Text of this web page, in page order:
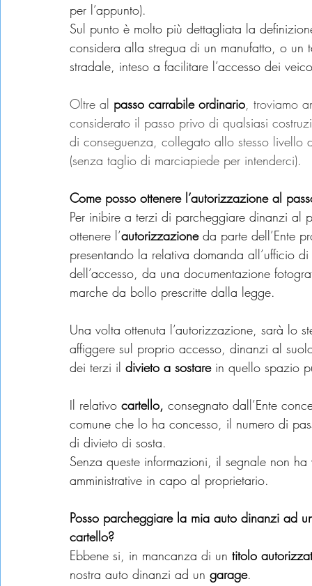
per l’appunto).
Sul punto è molto più dettagliata la
considera alla stregua di un manufatto, o
stradale, inteso a facilitare l’accesso dei
Oltre al passo carrabile ordinario, troviamo
considerato il passo privo di qualsiasi
di conseguenza, collegato allo stesso livello
(senza taglio di marciapiede per intenderci).
Come posso ottenere l’autorizzazione al
Per inibire a terzi di parcheggiare dinanzi
ottenere l’autorizzazione da parte dell’Ente
presentando la relativa domanda all’ufficio
dell’accesso, da una documentazione
marche da bollo prescritte dalla legge.
Una volta ottenuta l’autorizzazione, sarà lo
affiggere sul proprio accesso, dinanzi al
dei terzi il divieto a sostare in quello spazio
Il relativo cartello, consegnato dall’Ente
comune che lo ha concesso, il numero di
di divieto di sosta.
Senza queste informazioni, il segnale non
amministrative in capo al proprietario.
Posso parcheggiare la mia auto dinanzi ad
cartello?
Ebbene si, in mancanza di un titolo
nostra auto dinanzi ad un garage.